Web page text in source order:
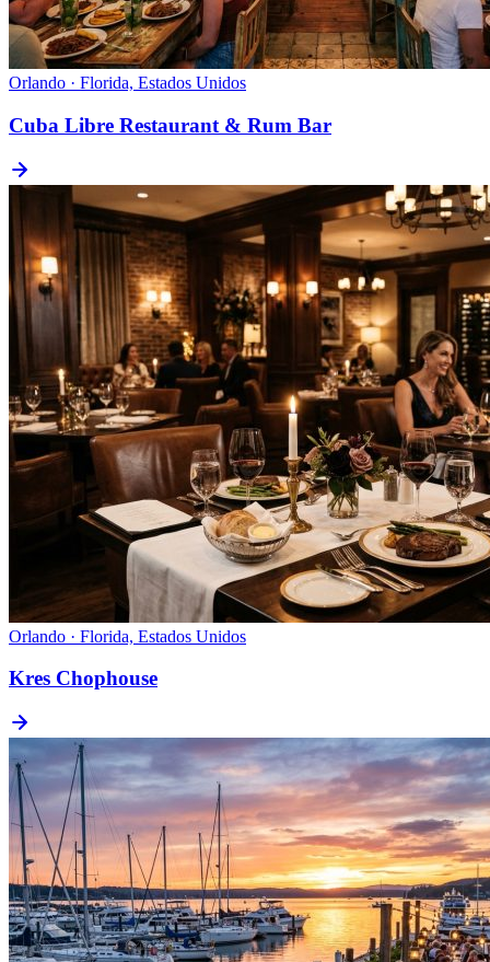
Orlando · Florida, Estados Unidos
Cuba Libre Restaurant & Rum Bar
Orlando · Florida, Estados Unidos
Kres Chophouse